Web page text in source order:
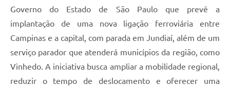
Governo do Estado de São Paulo que prevê a
implantação de uma nova ligação ferroviária entre
Campinas e a capital, com parada em Jundiaí, além de um
serviço parador que atenderá municípios da região, como
Vinhedo. A iniciativa busca ampliar a mobilidade regional,
reduzir o tempo de deslocamento e oferecer uma